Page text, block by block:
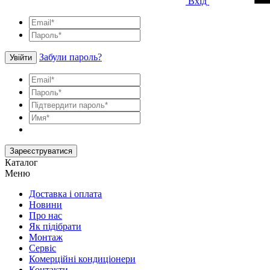
Увійти Забули пароль?
Зареєструватися
Каталог
Меню
Доставка і оплата
Новини
Про нас
Як підібрати
Монтаж
Сервіс
Комерційні кондиціонери